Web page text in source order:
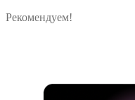
Рекомендуем!